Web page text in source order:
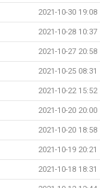
2021-10-30 19:08
2021-10-28 10:37
2021-10-27 20:58
2021-10-25 08:31
2021-10-22 15:52
2021-10-20 20:00
2021-10-20 18:58
2021-10-19 20:21
2021-10-18 18:31